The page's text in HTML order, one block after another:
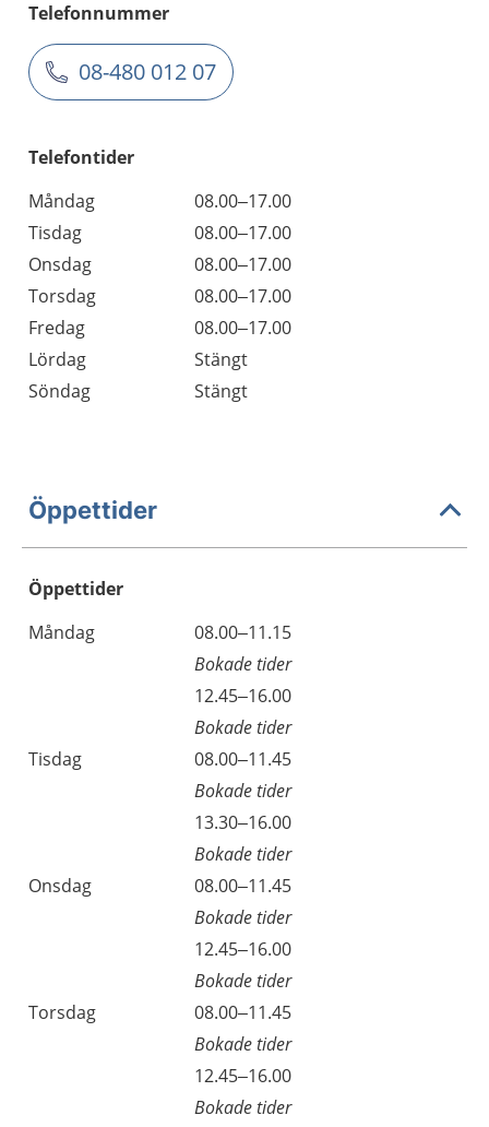
Telefonnummer
08-480 012 07
Telefontider
Måndag
08.00–17.00
Tisdag
08.00–17.00
Onsdag
08.00–17.00
Torsdag
08.00–17.00
Fredag
08.00–17.00
Lördag
Stängt
Söndag
Stängt
Öppettider
Öppettider
Dag
Öppettider
Kommentarer
Måndag
08.00–11.15
Bokade tider
12.45–16.00
Bokade tider
Tisdag
08.00–11.45
Bokade tider
13.30–16.00
Bokade tider
Onsdag
08.00–11.45
Bokade tider
12.45–16.00
Bokade tider
Torsdag
08.00–11.45
Bokade tider
12.45–16.00
Bokade tider